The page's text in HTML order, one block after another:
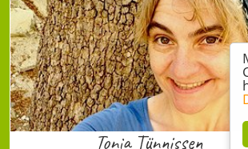
Tonia Tünnissen